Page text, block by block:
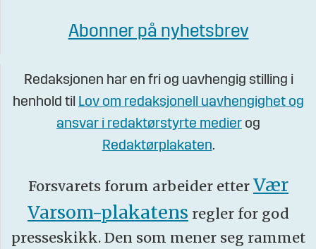
Abonner på nyhetsbrev
Redaksjonen har en fri og uavhengig stilling i
henhold til Lov om redaksjonell uavhengighet og
ansvar i redaktørstyrte medier og
Redaktørplakaten.
Forsvarets forum arbeider etter Vær
Varsom-plakatens regler for god
presseskikk. Den som mener seg rammet